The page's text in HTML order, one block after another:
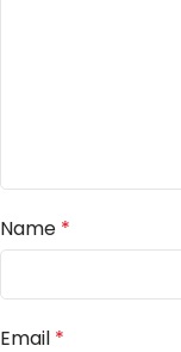
Name *
Email *